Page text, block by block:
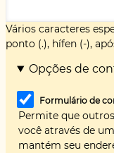
Vários caracteres
ponto (.), hífen (-),
Opções de
Formulário de
Permite que
você através de
mantém seu